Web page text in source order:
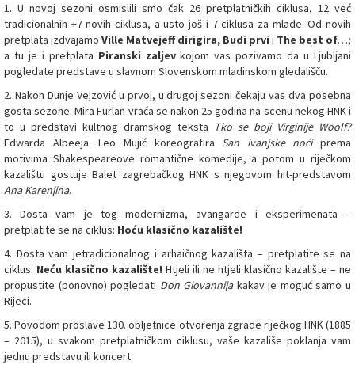
1. U novoj sezoni osmislili smo čak 26 pretplatničkih ciklusa, 12 već
tradicionalnih +7 novih ciklusa, a usto još i 7 ciklusa za mlade. Od novih
pretplata izdvajamo Ville Matvejeff dirigira, Budi prvi i The best of…;
a tu je i pretplata Piranski zaljevkojom vas pozivamo da u Ljubljani
pogledate predstave u slavnom Slovenskom mladinskom gledališču.
2. Nakon Dunje Vejzović u prvoj, u drugoj sezoni čekaju vas dva posebna
gosta sezone: Mira Furlan vraća se nakon 25 godina na scenu nekog HNK i
to u predstavi kultnog dramskog teksta Tko se boji Virginije Woolf?
Edwarda Albeeja. Leo Mujić koreografira San ivanjske noćiprema
motivima Shakespeareove romantične komedije, a potom u riječkom
kazalištu gostuje Balet zagrebačkog HNK s njegovom hit-predstavom
Ana Karenjina.
3. Dosta vam je tog modernizma, avangarde i eksperimenata –
pretplatite se na ciklus: Hoću klasično kazalište!
4. Dosta vam jetradicionalnog i arhaičnog kazališta – pretplatite se na
ciklus: Neću klasično kazalište! Htjeli ili ne htjeli klasično kazalište – ne
propustite (ponovno) pogledati Don Giovannijakakav je moguć samo u
Rijeci.
5. Povodom proslave 130. obljetnice otvorenja zgrade riječkog HNK (1885
– 2015), u svakom pretplatničkom ciklusu, vaše kazališe poklanja vam
jednu predstavu ili koncert.